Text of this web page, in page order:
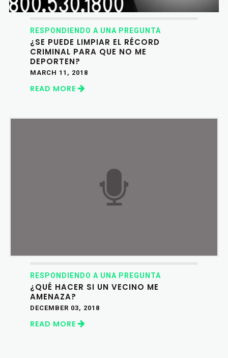
RESPONDIENDO A UNA PREGUNTA
¿SE PUEDE LIMPIAR EL RÉCORD
CRIMINAL PARA QUE NO ME
DEPORTEN?
MARCH 11, 2018
READ MORE
RESPONDIENDO A UNA PREGUNTA
¿QUÉ HACER SI UN VECINO ME
AMENAZA?
DECEMBER 03, 2018
READ MORE